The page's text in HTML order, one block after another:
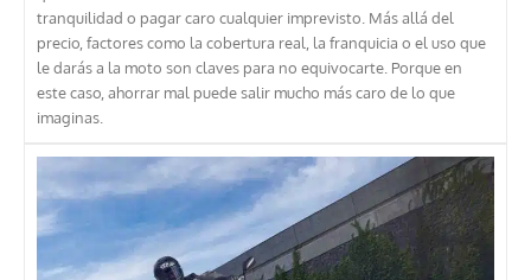
tranquilidad o pagar caro cualquier imprevisto. Más allá del
precio, factores como la cobertura real, la franquicia o el uso que
le darás a la moto son claves para no equivocarte. Porque en
este caso, ahorrar mal puede salir mucho más caro de lo que
imaginas.